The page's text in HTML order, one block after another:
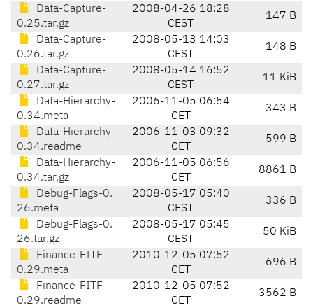
Data-Capture-
0.25.tar.gz
2008-04-26 18:28
CEST
147 B
Data-Capture-
0.26.tar.gz
2008-05-13 14:03
CEST
148 B
Data-Capture-
0.27.tar.gz
2008-05-14 16:52
CEST
11 KiB
Data-Hierarchy-
0.34.meta
2006-11-05 06:54
CET
343 B
Data-Hierarchy-
0.34.readme
2006-11-03 09:32
CET
599 B
Data-Hierarchy-
0.34.tar.gz
2006-11-05 06:56
CET
8861 B
Debug-Flags-0.
26.meta
2008-05-17 05:40
CEST
336 B
Debug-Flags-0.
26.tar.gz
2008-05-17 05:45
CEST
50 KiB
Finance-FITF-
0.29.meta
2010-12-05 07:52
CET
696 B
Finance-FITF-
0.29.readme
2010-12-05 07:52
CET
3562 B